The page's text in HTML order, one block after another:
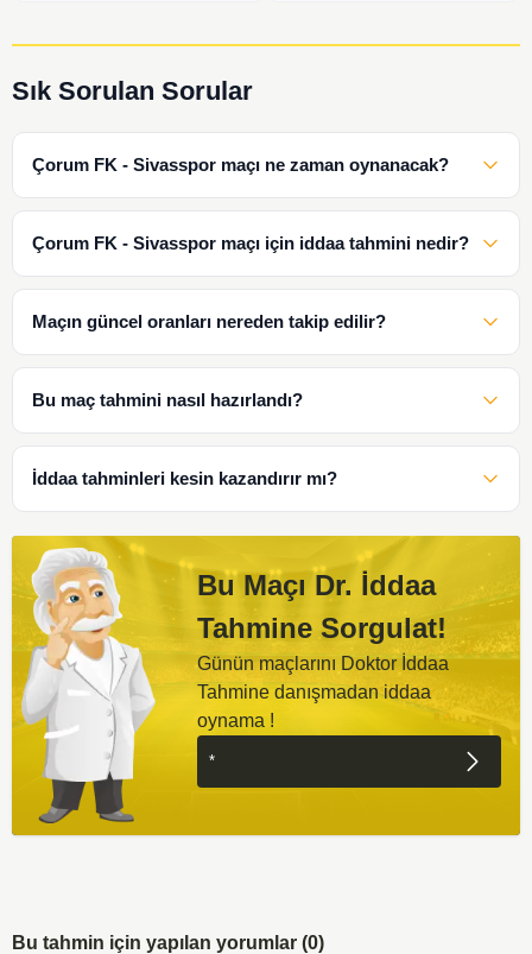
Sık Sorulan Sorular
Çorum FK - Sivasspor maçı ne zaman oynanacak?
Çorum FK - Sivasspor maçı için iddaa tahmini nedir?
Maçın güncel oranları nereden takip edilir?
Bu maç tahmini nasıl hazırlandı?
İddaa tahminleri kesin kazandırır mı?
Bu Maçı Dr. İddaa
Tahmine Sorgulat!
Günün maçlarını Doktor İddaa
Tahmine danışmadan iddaa
oynama !
Bu tahmin için yapılan yorumlar (0)